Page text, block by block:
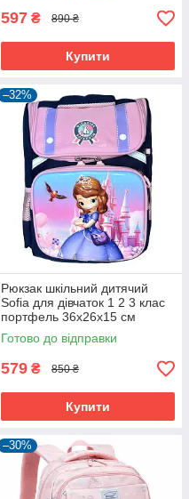
597 ₴ 890 ₴
Купити
–32%
Рюкзак шкільний дитячий
Sofia для дівчаток 1 2 3 клас
портфель 36х26х15 см
Темно-синій (60974)
Готово до відправки
579 ₴ 850 ₴
Купити
–30%